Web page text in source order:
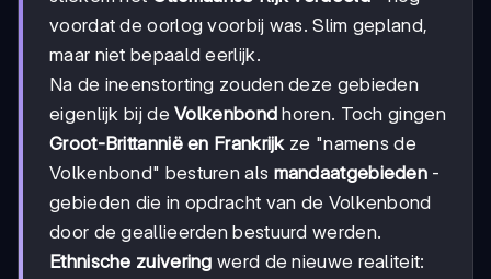
voordat de oorlog voorbij was. Slim gepland,
maar niet bepaald eerlijk.
Na de ineenstorting zouden deze gebieden
eigenlijk bij deVolkenbond horen. Toch gingen
Groot-Brittannië en Frankrijkze "namens de
Volkenbond" besturen als mandaatgebieden -
gebieden die in opdracht van de Volkenbond
door de geallieerden bestuurd werden.
Ethnische zuivering werd de nieuwe realiteit: